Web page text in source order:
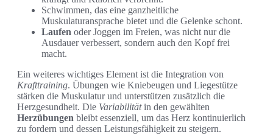
Schwimmen, das eine ganzheitliche
Muskulaturansprache bietet und die Gelenke schont.
Laufen oder Joggen im Freien, was nicht nur die
Ausdauer verbessert, sondern auch den Kopf frei
macht.
Ein weiteres wichtiges Element ist die Integration von
Krafttraining. Übungen wie Kniebeugen und Liegestütze
stärken die Muskulatur und unterstützen zusätzlich die
Herzgesundheit. Die Variabilitätin den gewählten
Herzübungen bleibt essenziell, um das Herz kontinuierlich
zu fordern und dessen Leistungsfähigkeit zu steigern.